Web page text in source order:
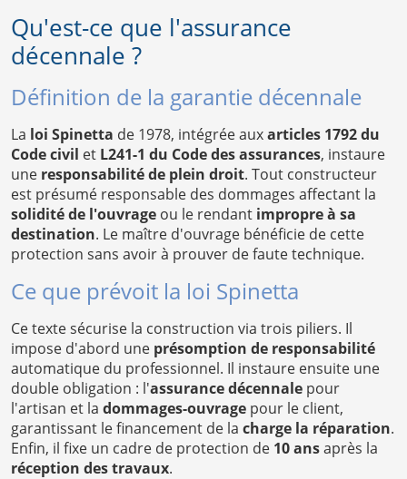
Qu'est-ce que l'assurance
décennale ?
Définition de la garantie décennale
La loi Spinetta de 1978, intégrée auxarticles 1792 du
Code civil et L241-1 du Code des assurances, instaure
une responsabilité de plein droit. Tout constructeur
est présumé responsable des dommages affectant la
solidité de l'ouvrage ou le rendant impropre à sa
destination. Le maître d'ouvrage bénéficie de cette
protection sans avoir à prouver de faute technique.
Ce que prévoit la loi Spinetta
Ce texte sécurise la construction via trois piliers. Il
impose d'abord une présomption de responsabilité
automatique du professionnel. Il instaure ensuite une
double obligation : l'assurance décennale pour
l'artisan et la dommages-ouvrage pour le client,
garantissant le financement de la charge la réparation.
Enfin, il fixe un cadre de protection de 10 ansaprès la
réception des travaux.